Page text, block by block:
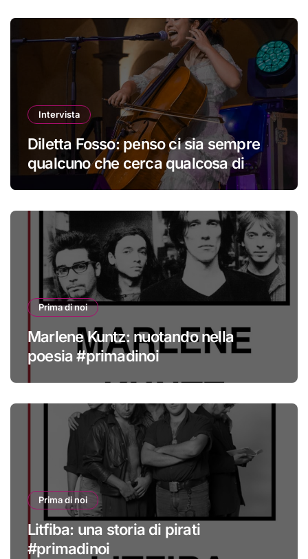
Intervista
Diletta Fosso: penso ci sia sempre
qualcuno che cerca qualcosa di
Prima di noi
Marlene Kuntz: nuotando nella
poesia #primadinoi
Prima di noi
Litfiba: una storia di pirati
#primadinoi